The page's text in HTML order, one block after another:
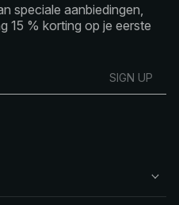
speciale aanbiedingen,
15 % korting op je eerste
SIGN UP